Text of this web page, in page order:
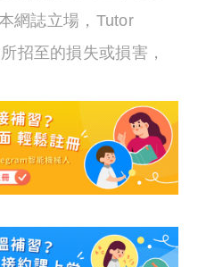
網誌立場，Tutor
招至的損失或損害，